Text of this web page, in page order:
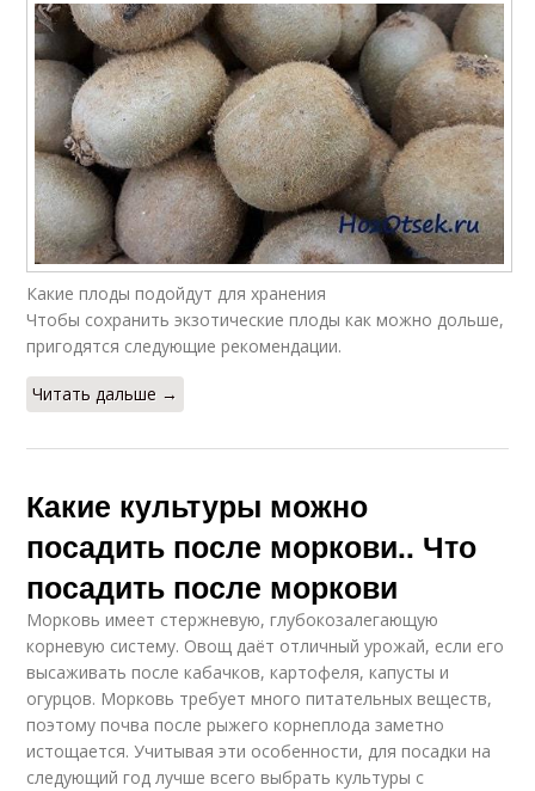
Какие плоды подойдут для хранения
Чтобы сохранить экзотические плоды как можно дольше,
пригодятся следующие рекомендации.
Читать дальше →
Какие культуры можно
посадить после моркови.. Что
посадить после моркови
Морковь имеет стержневую, глубокозалегающую
корневую систему. Овощ даёт отличный урожай, если его
высаживать после кабачков, картофеля, капусты и
огурцов. Морковь требует много питательных веществ,
поэтому почва после рыжего корнеплода заметно
истощается. Учитывая эти особенности, для посадки на
следующий год лучше всего выбрать культуры с